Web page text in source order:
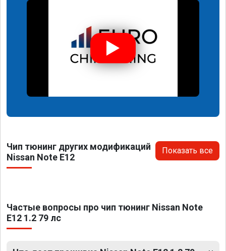
Чип тюнинг других модификаций
Nissan Note E12
Показать все
Частые вопросы про чип тюнинг Nissan Note
E12 1.2 79 лс